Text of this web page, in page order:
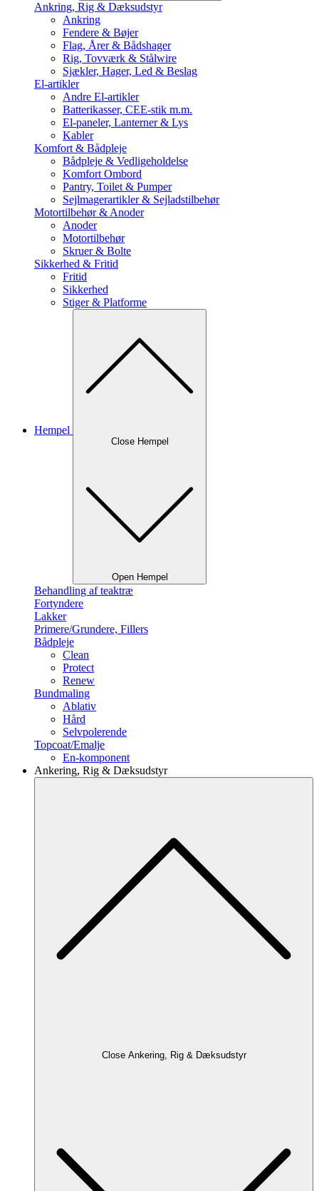
Ankring, Rig & Dæksudstyr
Ankring
Fendere & Bøjer
Flag, Årer & Bådshager
Rig, Tovværk & Stålwire
Sjækler, Hager, Led & Beslag
El-artikler
Andre El-artikler
Batterikasser, CEE-stik m.m.
El-paneler, Lanterner & Lys
Kabler
Komfort & Bådpleje
Bådpleje & Vedligeholdelse
Komfort Ombord
Pantry, Toilet & Pumper
Sejlmagerartikler & Sejladstilbehør
Motortilbehør & Anoder
Anoder
Motortilbehør
Skruer & Bolte
Sikkerhed & Fritid
Fritid
Sikkerhed
Stiger & Platforme
Hempel
Close Hempel
Open Hempel
Behandling af teaktræ
Fortyndere
Lakker
Primere/Grundere, Fillers
Bådpleje
Clean
Protect
Renew
Bundmaling
Ablativ
Hård
Selvpolerende
Topcoat/Emalje
En-komponent
Ankering, Rig & Dæksudstyr
Close Ankering, Rig & Dæksudstyr